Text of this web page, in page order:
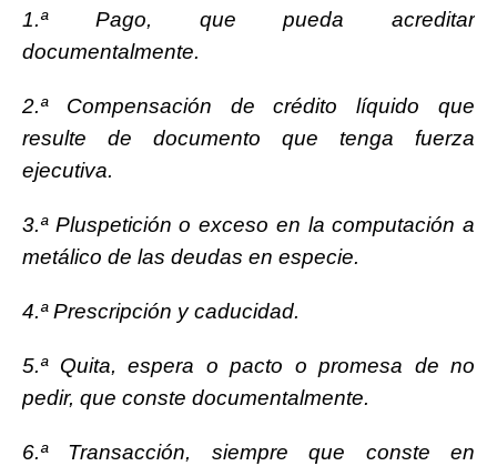
1.ª Pago, que pueda acreditar
documentalmente.
2.ª Compensación de crédito líquido que
resulte de documento que tenga fuerza
ejecutiva.
3.ª Pluspetición o exceso en la computación a
metálico de las deudas en especie.
4.ª Prescripción y caducidad.
5.ª Quita, espera o pacto o promesa de no
pedir, que conste documentalmente.
6.ª Transacción, siempre que conste en